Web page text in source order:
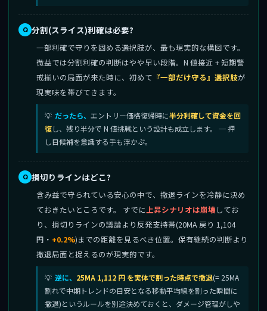
分割(スライス)利確は必要?
一部利確で守りを固める選択肢が、最も現実的な構図です。
微益では分割利確の判断はやや早い段階。N 値接近 + 短期警
戒揃いの局面が来た時に、初めて 『一部だけ守る』選択肢が
現実味を帯びてきます。
だったら、 エントリー価格復帰時に半分利確して資金を回
復し、残り半分で N 値挑戦という設計も成立します。 ─ 押
し目候補を意識する手も浮かぶ。
損切りラインはどこ?
含み益で守られている安心の中で、撤退ラインを冷静に決め
ておきたいところです。 すでに上昇シナリオは崩壊 してお
り、損切りラインの議論より反発支持帯(20MA 戻り 1,104
円・ +0.2%)までの距離を見るべき位置。保有継続の判断より
撤退局面と捉えるのが現実的です。
逆に、 25MA 1,112 円 を実体で割った時点で撤退(= 25MA
割れで中期トレンドの目安となる移動平均線を割った瞬間に
撤退)というルールを別途決めておくと、ダメージ管理がしや